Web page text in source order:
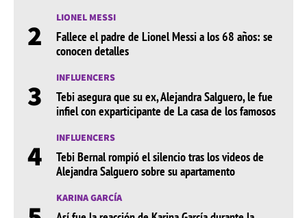
2 LIONEL MESSI
Fallece el padre de Lionel Messi a los 68 años: se
conocen detalles
3 INFLUENCERS
Tebi asegura que su ex, Alejandra Salguero, le fue
infiel con exparticipante de La casa de los famosos
4 INFLUENCERS
Tebi Bernal rompió el silencio tras los videos de
Alejandra Salguero sobre su apartamento
KARINA GARCÍA